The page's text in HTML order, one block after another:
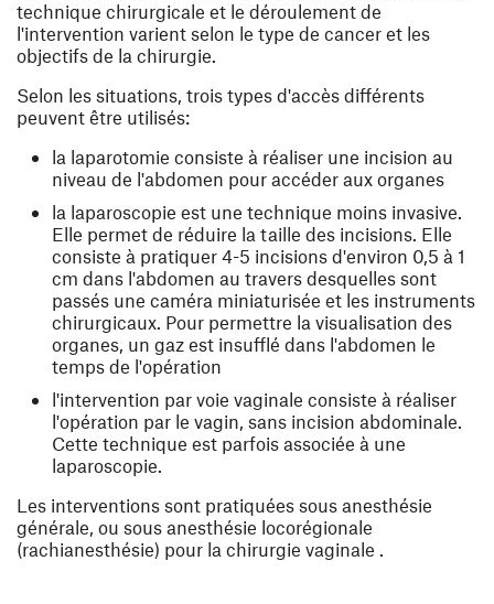
technique chirurgicale et le déroulement de
l'intervention varient selon le type de cancer et les
objectifs de la chirurgie.
Selon les situations, trois types d'accès différents
peuvent être utilisés:
la laparotomie consiste à réaliser une incision au
niveau de l'abdomen pour accéder aux organes
la laparoscopie est une technique moins invasive.
Elle permet de réduire la taille des incisions. Elle
consiste à pratiquer 4-5 incisions d'environ 0,5 à 1
cm dans l'abdomen au travers desquelles sont
passés une caméra miniaturisée et les instruments
chirurgicaux. Pour permettre la visualisation des
organes, un gaz est insufflé dans l'abdomen le
temps de l'opération
l'intervention par voie vaginale consiste à réaliser
l'opération par le vagin, sans incision abdominale.
Cette technique est parfois associée à une
laparoscopie.
Les interventions sont pratiquées sous anesthésie
générale, ou sous anesthésie locorégionale
(rachianesthésie) pour la chirurgie vaginale .